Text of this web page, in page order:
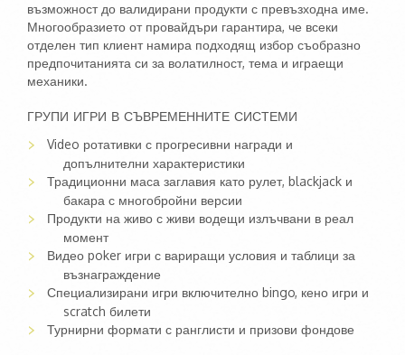
възможност до валидирани продукти с превъзходна име.
Многообразието от провайдъри гарантира, че всеки
отделен тип клиент намира подходящ избор съобразно
предпочитанията си за волатилност, тема и играещи
механики.
ГРУПИ ИГРИ В СЪВРЕМЕННИТЕ СИСТЕМИ
Video ротативки с прогресивни награди и
допълнителни характеристики
Традиционни маса заглавия като рулет, blackjack и
бакара с многобройни версии
Продукти на живо с живи водещи излъчвани в реал
момент
Видео poker игри с вариращи условия и таблици за
възнаграждение
Специализирани игри включително bingo, кено игри и
scratch билети
Турнирни формати с ранглисти и призови фондове